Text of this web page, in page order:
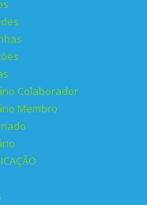
Colaborador
Membro